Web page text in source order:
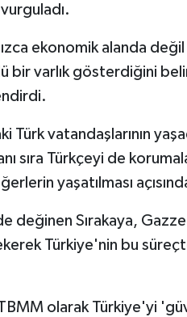
ekonomik alanda
bir varlık gösterdiğini
Türk vatandaşlarının
sıra Türkçeyi de
yaşatılması
değinen Sırakaya,
Türkiye'nin bu süreçte
olarak Türkiye'yi